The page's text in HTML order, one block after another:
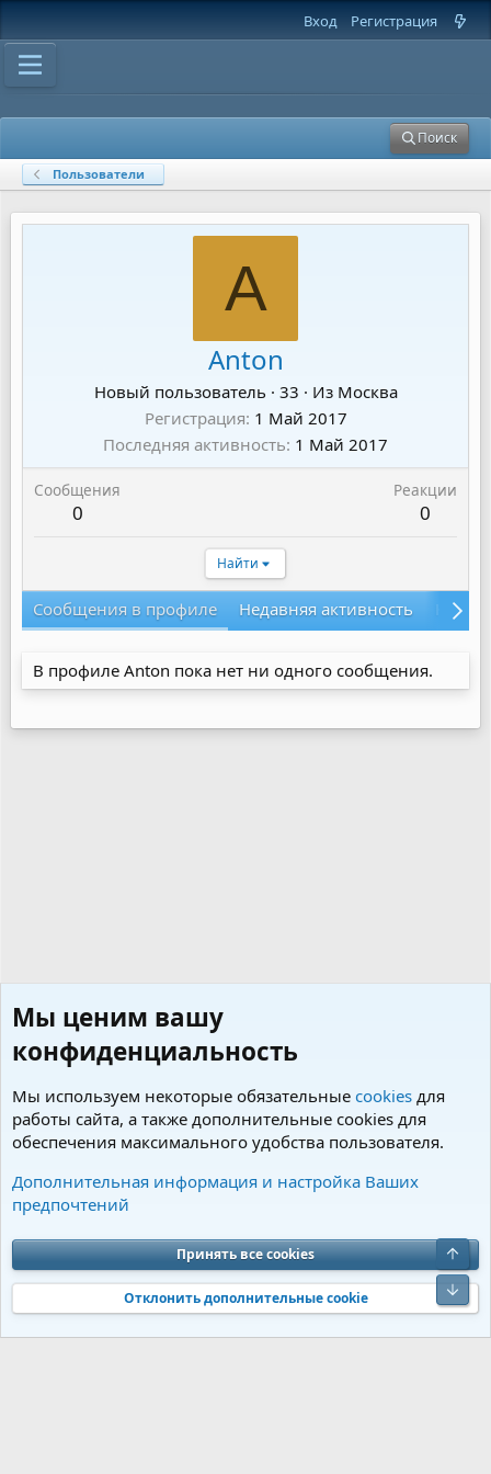
Вход Регистрация
Поиск
Пользователи
A
Anton
Новый пользователь · 33 · Из Москва
Регистрация 1 Май 2017
Последняя активность 1 Май 2017
Сообщения
0
Реакции
0
Найти
Сообщения в профиле Недавняя активность
В профиле Anton пока нет ни одного сообщения.
Пользователи
Cookies Charm by DCom
Обратная связь
Условия и правила
Политика конфиденциальности
Помощь
S
S
Community platform by XenForo® © 2010-2026 XenForo Ltd. Перевод от
Jumuro®|Media embeds via s9e/MediaSites
Мы ценим вашу
конфиденциальность
Мы используем некоторые обязательные cookies для
работы сайта, а также дополнительные cookies для
обеспечения максимального удобства пользователя.
Дополнительная информация и настройка Ваших
предпочтений
Принять все cookies
Отклонить дополнительные cookie
Верх
Низ